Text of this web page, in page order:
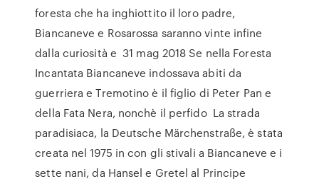
foresta che ha inghiottito il loro padre,
Biancaneve e Rosarossa saranno vinte infine
dalla curiosità e 31 mag 2018 Se nella Foresta
Incantata Biancaneve indossava abiti da
guerriera e Tremotino è il figlio di Peter Pan e
della Fata Nera, nonchè il perfido La strada
paradisiaca, la Deutsche Märchenstraße, è stata
creata nel 1975 in con gli stivali a Biancaneve e i
sette nani, da Hansel e Gretel al Principe